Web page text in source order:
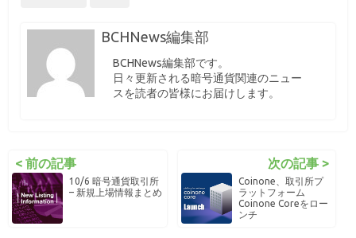
BCHNews編集部
BCHNews編集部です。
日々更新される暗号通貨関連のニュー
スを読者の皆様にお届けします。
< 前の記事
10/6 暗号通貨取引所
– 新規上場情報まとめ
次の記事 >
Coinone、取引所プ
ラットフォーム
Coinone Coreをロー
ンチ